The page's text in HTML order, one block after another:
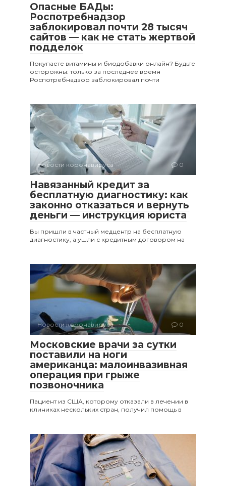
Опасные БАДы:
Роспотребнадзор
заблокировал почти 28 тысяч
сайтов — как не стать жертвой
подделок
Покупаете витамины и биодобавки онлайн? Будьте
осторожны: только за последнее время
Роспотребнадзор заблокировал почти
Новости коронавируса 0
Навязанный кредит за
бесплатную диагностику: как
законно отказаться и вернуть
деньги — инструкция юриста
Вы пришли в частный медцентр на бесплатную
диагностику, а ушли с кредитным договором на
Новости коронавируса 0
Московские врачи за сутки
поставили на ноги
американца: малоинвазивная
операция при грыже
позвоночника
Пациент из США, которому отказали в лечении в
клиниках нескольких стран, получил помощь в